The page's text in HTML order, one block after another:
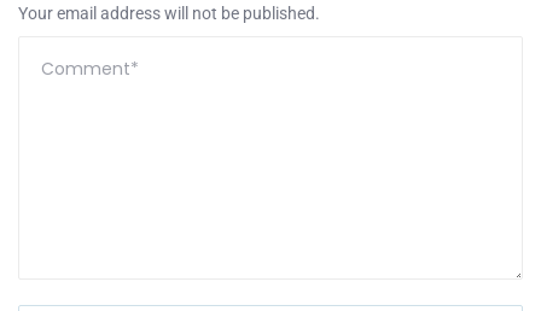
Your email address will not be published.